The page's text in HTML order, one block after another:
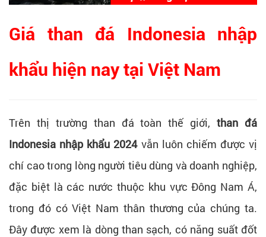
Giá than đá Indonesia nhập
khẩu hiện nay tại Việt Nam
Trên thị trường than đá toàn thế giới,than đá
Indonesia nhập khẩu 2024 vẫn luôn chiếm được vị
chí cao trong lòng người tiêu dùng và doanh nghiệp,
đặc biệt là các nước thuộc khu vực Đông Nam Á,
trong đó có Việt Nam thân thương của chúng ta.
Đây được xem là dòng than sạch, có năng suất đốt